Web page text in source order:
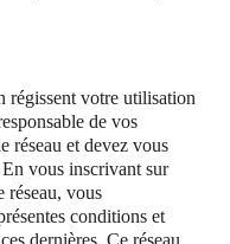
régissent votre utilisation
de vos
réseau et devez vous
vous inscrivant sur
réseau, vous
conditions et
dernières. Ce réseau